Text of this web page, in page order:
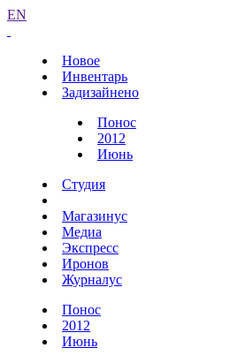
EN
Новое
Инвентарь
Задизайнено
Понос
2012
Июнь
Студия
Магазинус
Медиа
Экспресс
Иронов
Журналус
Понос
2012
Июнь